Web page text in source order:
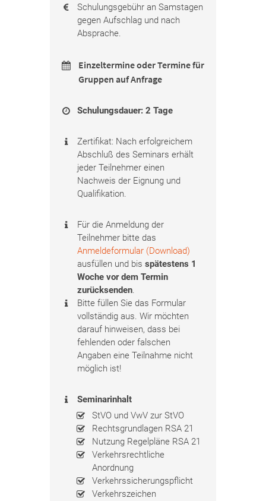
Schulungsgebühr an Samstagen
gegen Aufschlag und nach
Absprache.
Einzeltermine oder Termine für
Gruppen auf Anfrage
Schulungsdauer: 2 Tage
Zertifikat: Nach erfolgreichem
Abschluß des Seminars erhält
jeder Teilnehmer einen
Nachweis der Eignung und
Qualifikation.
Für die Anmeldung der
Teilnehmer bitte das
Anmeldeformular (Download)
ausfüllen und bisspätestens 1
Woche vor dem Termin
zurücksenden.
Bitte füllen Sie das Formular
vollständig aus. Wir möchten
darauf hinweisen, dass bei
fehlenden oder falschen
Angaben eine Teilnahme nicht
möglich ist!
Seminarinhalt
StVO und VwV zur StVO
Rechtsgrundlagen RSA 21
Nutzung Regelpläne RSA 21
Verkehrsrechtliche
Anordnung
Verkehrssicherungspflicht
Verkehrszeichen